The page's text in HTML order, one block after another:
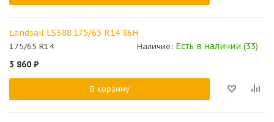
Landsail LS388 175/65 R14 86H
175/65 R14 Наличие: Есть в наличии (33)
3 860 ₽
В корзину